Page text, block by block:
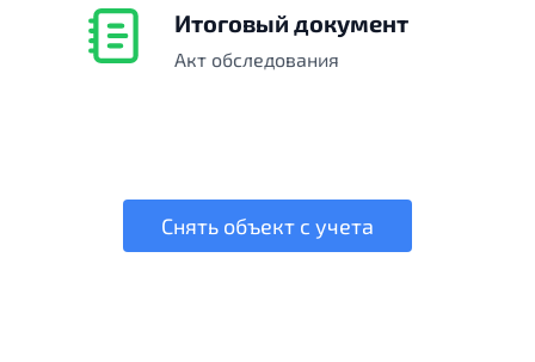
Итоговый документ
Акт обследования
Снять объект с учета